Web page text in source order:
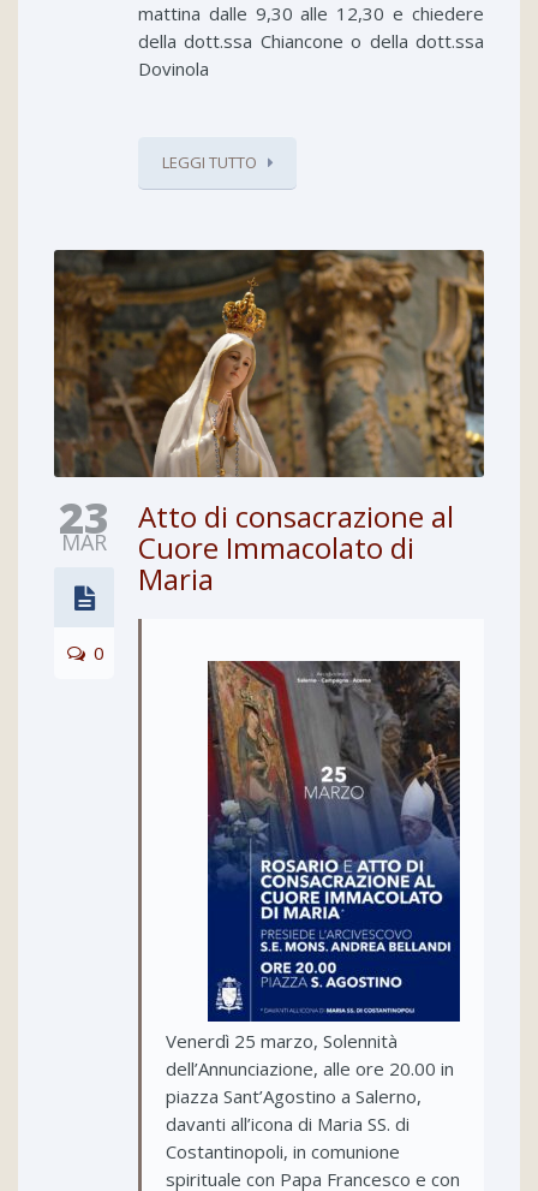
mattina dalle 9,30 alle 12,30 e chiedere
della dott.ssa Chiancone o della dott.ssa
Dovinola
LEGGI TUTTO
23
MAR
0
Atto di consacrazione al
Cuore Immacolato di
Maria
Venerdì 25 marzo, Solennità
dell’Annunciazione, alle ore 20.00 in
piazza Sant’Agostino a Salerno,
davanti all’icona di Maria SS. di
Costantinopoli, in comunione
spirituale con Papa Francesco e con